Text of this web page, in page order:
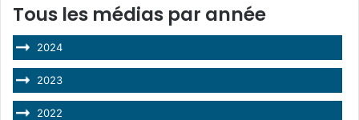
Tous les médias par année
2024
2023
2022